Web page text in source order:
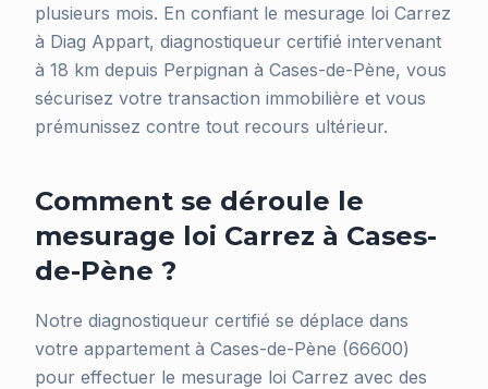
plusieurs mois. En confiant le mesurage loi Carrez
à Diag Appart, diagnostiqueur certifié intervenant
à 18 km depuis Perpignan à Cases-de-Pène, vous
sécurisez votre transaction immobilière et vous
prémunissez contre tout recours ultérieur.
Comment se déroule le
mesurage loi Carrez à Cases-
de-Pène ?
Notre diagnostiqueur certifié se déplace dans
votre appartement à Cases-de-Pène (66600)
pour effectuer le mesurage loi Carrez avec des